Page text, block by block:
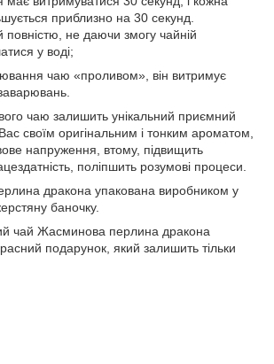
приблизно на 30 секунд.
повністю, не даючи змогу чайній
у воді;
чаю «проливом», він витримує
чаю залишить унікальний приємний
своїм оригінальним і тонким ароматом,
напруження, втому, підвищить
поліпшить розумові процеси.
дракона упакована виробником у
баночку.
чай Жасминова перлина дракона
подарунок, який залишить тільки